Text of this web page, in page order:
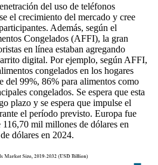
del uso de teléfonos
el crecimiento del mercado y cree
Además, según el
Congelados (AFFI), la gran
en línea estaban agregando
digital. Por ejemplo, según AFFI,
congelados en los hogares
del 99%, 86% para alimentos como
congelados. Se espera que esta
plazo y se espera que impulse el
el período previsto. Europa fue
mil millones de dólares en
dólares en 2024.